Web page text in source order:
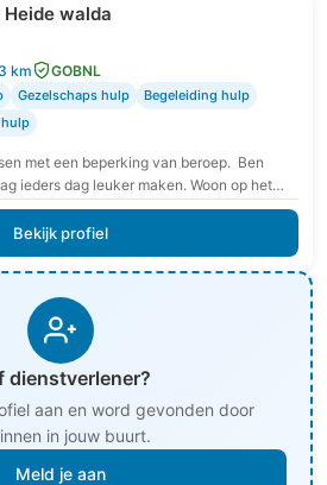
walda
km GOBNL
Gezelschaps hulp
Begeleiding hulp
met een beperking van beroep. Ben
ieders dag leuker maken. Woon op het…
Bekijk profiel
dienstverlener?
aan en word gevonden door
in jouw buurt.
Meld je aan